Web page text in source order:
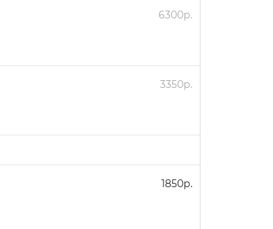
6300р.
3350р.
1850р.